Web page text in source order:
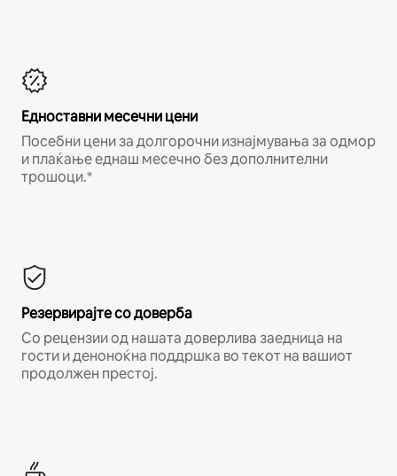
Едноставни месечни цени
Посебни цени за долгорочни изнајмувања за одмор
и плаќање еднаш месечно без дополнителни
трошоци.*
Резервирајте со доверба
Со рецензии од нашата доверлива заедница на
гости и деноноќна поддршка во текот на вашиот
продолжен престој.